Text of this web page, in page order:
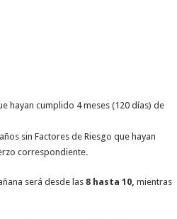
hayan cumplido 4 meses (120 días) de
sin Factores de Riesgo que hayan
correspondiente.
será desde las 8 hasta 10, mientras